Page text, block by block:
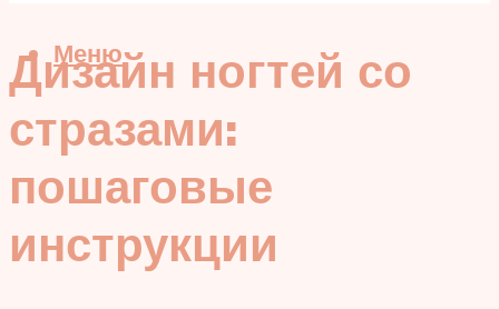
Меню
Дизайн ногтей со
стразами:
пошаговые
инструкции